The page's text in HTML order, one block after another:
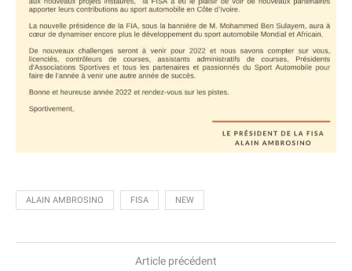
ALAIN AMBROSINO FISA NEW
Article précédent